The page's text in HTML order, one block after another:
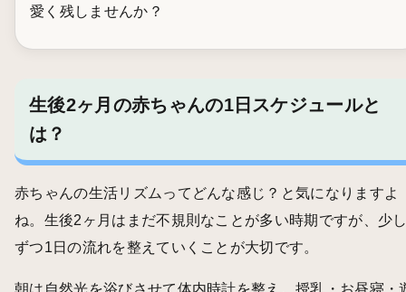
愛く残しませんか？
生後2ヶ月の赤ちゃんの1日スケジュールと
は？
赤ちゃんの生活リズムってどんな感じ？と気になりますよ
ね。生後2ヶ月はまだ不規則なことが多い時期ですが、少
ずつ1日の流れを整えていくことが大切です。
朝は自然光を浴びさせて体内時計を整え、授乳・お昼寝・